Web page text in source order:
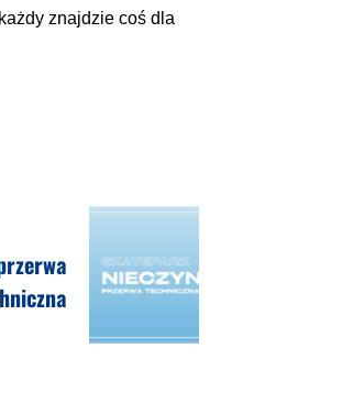
znajdzie coś dla